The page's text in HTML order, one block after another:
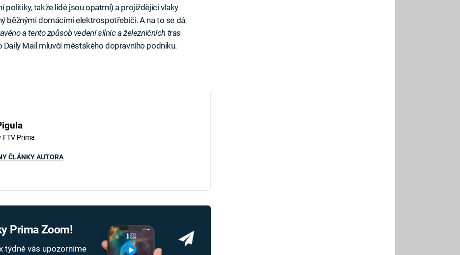
politiky, takže lidé jsou opatrní) a projíždějící vlaky
běžnými domácími elektrospotřebiči. A na to se dá
a tento způsob vedení silnic a železničních tras
Daily Mail mluvčí městského dopravního podniku.
FTV Prima
ČLÁNKY AUTORA
Prima Zoom!
týdně vás upozorníme